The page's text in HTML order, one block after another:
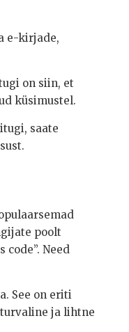
e-kirjade,
on siin, et
küsimustel.
saate
poolt
Need
See on eriti
ja lihtne